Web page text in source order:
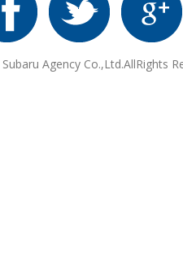
Agency Co.,Ltd.AllRights